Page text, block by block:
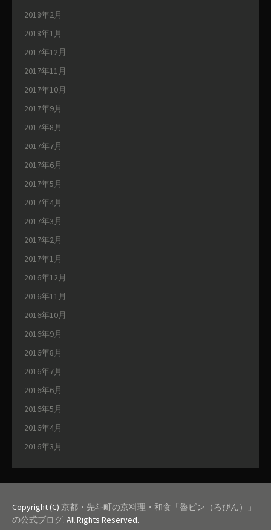
2018年2月
2018年1月
2017年12月
2017年11月
2017年10月
2017年9月
2017年8月
2017年7月
2017年6月
2017年5月
2017年4月
2017年3月
2017年2月
2017年1月
2016年12月
2016年11月
2016年10月
2016年9月
2016年8月
2016年7月
2016年6月
2016年5月
2016年4月
2016年3月
Copyright (C) 京都・先斗町の京料理・和食「魯ビン（ろびん）」
の公式ブログ. All Rights Reserved.